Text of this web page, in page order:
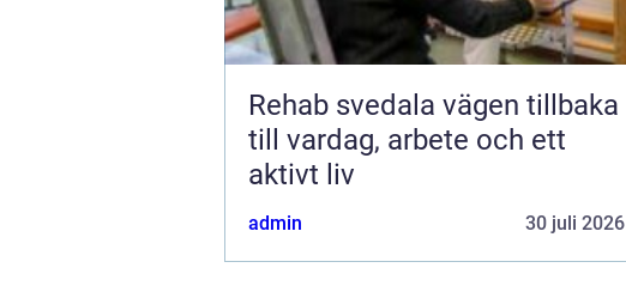
Rehab svedala vägen tillbaka
till vardag, arbete och ett
aktivt liv
admin 30 juli 2026